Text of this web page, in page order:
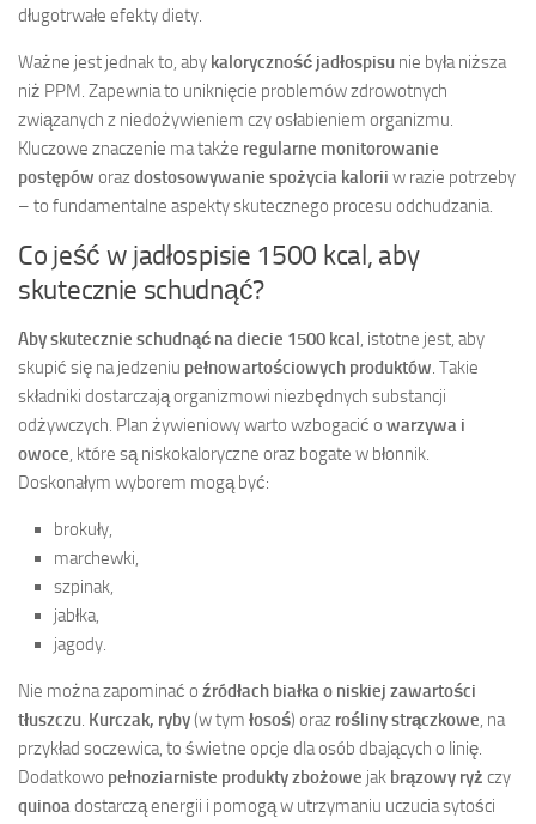
długotrwałe efekty diety.
Ważne jest jednak to, aby kaloryczność jadłospisu nie była niższa
niż PPM. Zapewnia to uniknięcie problemów zdrowotnych
związanych z niedożywieniem czy osłabieniem organizmu.
Kluczowe znaczenie ma także regularne monitorowanie
postępów orazdostosowywanie spożycia kalorii w razie potrzeby
– to fundamentalne aspekty skutecznego procesu odchudzania.
Co jeść w jadłospisie 1500 kcal, aby
skutecznie schudnąć?
Aby skutecznie schudnąć na diecie 1500 kcal, istotne jest, aby
skupić się na jedzeniu pełnowartościowych produktów. Takie
składniki dostarczają organizmowi niezbędnych substancji
odżywczych. Plan żywieniowy warto wzbogacić o warzywa i
owoce, które są niskokaloryczne oraz bogate w błonnik.
Doskonałym wyborem mogą być:
brokuły,
marchewki,
szpinak,
jabłka,
jagody.
Nie można zapominać o źródłach białka o niskiej zawartości
tłuszczu. Kurczak, ryby(w tym łosoś) oraz rośliny strączkowe, na
przykład soczewica, to świetne opcje dla osób dbających o linię.
Dodatkowo pełnoziarniste produkty zbożowe jak brązowy ryż czy
quinoadostarczą energii i pomogą w utrzymaniu uczucia sytości